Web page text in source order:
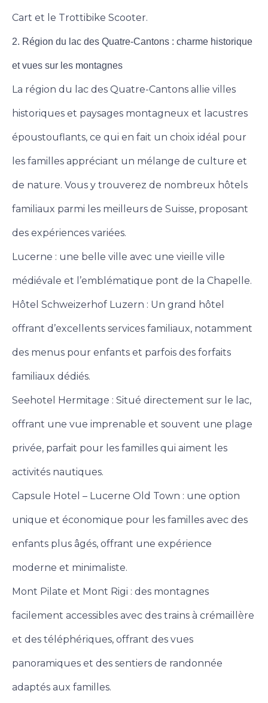
Cart et le Trottibike Scooter.
2. Région du lac des Quatre-Cantons : charme historique
et vues sur les montagnes
La région du lac des Quatre-Cantons allie villes
historiques et paysages montagneux et lacustres
époustouflants, ce qui en fait un choix idéal pour
les familles appréciant un mélange de culture et
de nature. Vous y trouverez de nombreux hôtels
familiaux parmi les meilleurs de Suisse, proposant
des expériences variées.
Lucerne : une belle ville avec une vieille ville
médiévale et l’emblématique pont de la Chapelle.
Hôtel Schweizerhof Luzern : Un grand hôtel
offrant d’excellents services familiaux, notamment
des menus pour enfants et parfois des forfaits
familiaux dédiés.
Seehotel Hermitage : Situé directement sur le lac,
offrant une vue imprenable et souvent une plage
privée, parfait pour les familles qui aiment les
activités nautiques.
Capsule Hotel – Lucerne Old Town : une option
unique et économique pour les familles avec des
enfants plus âgés, offrant une expérience
moderne et minimaliste.
Mont Pilate et Mont Rigi : des montagnes
facilement accessibles avec des trains à crémaillère
et des téléphériques, offrant des vues
panoramiques et des sentiers de randonnée
adaptés aux familles.